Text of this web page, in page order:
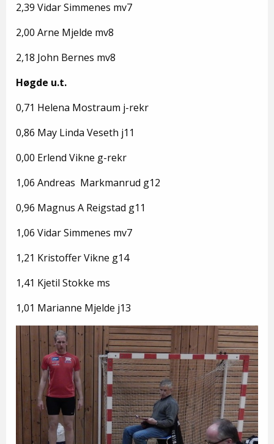
2,39 Vidar Simmenes mv7
2,00 Arne Mjelde mv8
2,18 John Bernes mv8
Høgde u.t.
0,71 Helena Mostraum j-rekr
0,86 May Linda Veseth j11
0,00 Erlend Vikne g-rekr
1,06 Andreas Markmanrud g12
0,96 Magnus A Reigstad g11
1,06 Vidar Simmenes mv7
1,21 Kristoffer Vikne g14
1,41 Kjetil Stokke ms
1,01 Marianne Mjelde j13